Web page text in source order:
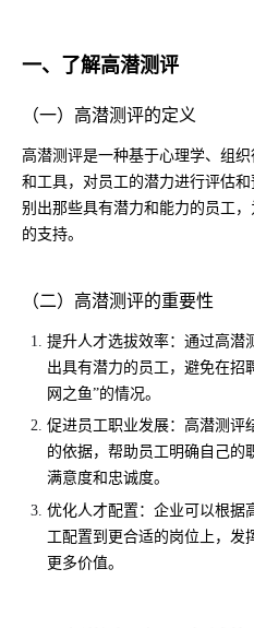
一、了解高潜测评
（一）高潜测评的定义
高潜测评是一种基于心理学、组
和工具，对员工的潜力进行评估
别出那些具有潜力和能力的员工
的支持。
（二）高潜测评的重要性
提升人才选拔效率：通过高潜
出具有潜力的员工，避免在招
网之鱼”的情况。
促进员工职业发展：高潜测评
的依据，帮助员工明确自己的
满意度和忠诚度。
优化人才配置：企业可以根据
工配置到更合适的岗位上，发
更多价值。